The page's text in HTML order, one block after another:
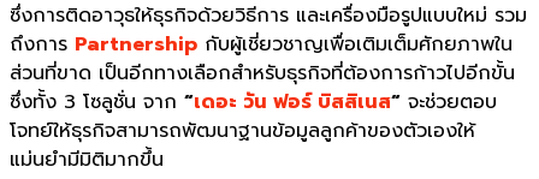
ซึ่งการติดอาวุธให้ธุรกิจด้วยวิธีการ และเครื่องมือรูปแบบใหม่ รวม
ถึงการ Partnership กับผู้เชี่ยวชาญเพื่อเติมเต็มศักยภาพใน
ส่วนที่ขาด เป็นอีกทางเลือกสำหรับธุรกิจที่ต้องการก้าวไปอีกขั้น
ซึ่งทั้ง 3 โซลูชั่น จาก “เดอะ วัน ฟอร์ บิสสิเนส“ จะช่วยตอบ
โจทย์ให้ธุรกิจสามารถพัฒนาฐานข้อมูลลูกค้าของตัวเองให้
แม่นยำมีมิติมากขึ้น